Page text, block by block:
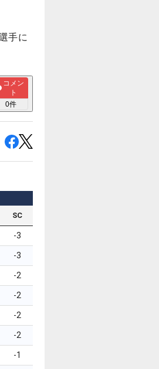
手に
コメン
ト
0件
SC
-3
-3
-2
-2
-2
-2
-1